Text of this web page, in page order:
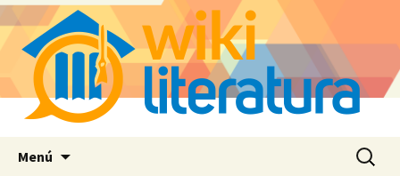
Menú Buscar: